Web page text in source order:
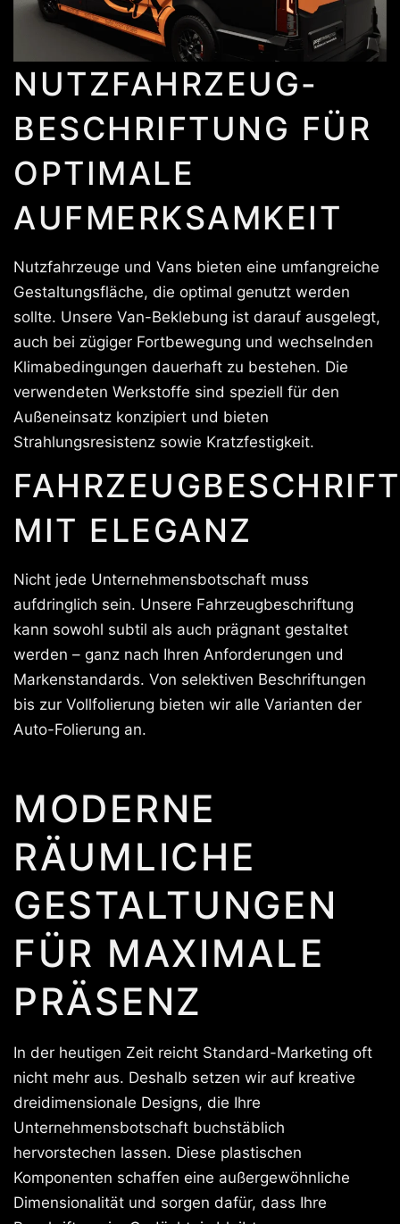
NUTZFAHRZEUG-
BESCHRIFTUNG FÜR
OPTIMALE
AUFMERKSAMKEIT
Nutzfahrzeuge und Vans bieten eine umfangreiche
Gestaltungsfläche, die optimal genutzt werden
sollte. Unsere Van-Beklebung ist darauf ausgelegt,
auch bei zügiger Fortbewegung und wechselnden
Klimabedingungen dauerhaft zu bestehen. Die
verwendeten Werkstoffe sind speziell für den
Außeneinsatz konzipiert und bieten
Strahlungsresistenz sowie Kratzfestigkeit.
MIT ELEGANZ
Nicht jede Unternehmensbotschaft muss
aufdringlich sein. Unsere Fahrzeugbeschriftung
kann sowohl subtil als auch prägnant gestaltet
werden – ganz nach Ihren Anforderungen und
Markenstandards. Von selektiven Beschriftungen
bis zur Vollfolierung bieten wir alle Varianten der
Auto-Folierung an.
MODERNE
RÄUMLICHE
GESTALTUNGEN
FÜR MAXIMALE
PRÄSENZ
In der heutigen Zeit reicht Standard-Marketing oft
nicht mehr aus. Deshalb setzen wir auf kreative
dreidimensionale Designs, die Ihre
Unternehmensbotschaft buchstäblich
hervorstechen lassen. Diese plastischen
Komponenten schaffen eine außergewöhnliche
Dimensionalität und sorgen dafür, dass Ihre